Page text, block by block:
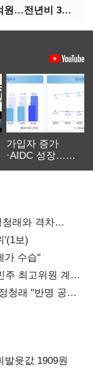
현대오토에버 3분기 영업익 708억원…전년비 34.8%↑
가입자 증가
·AIDC 성장…
래와 격차
'(1보)
가 수습"
최고위원 계파
청래 "반명 공세
윳값 1909원